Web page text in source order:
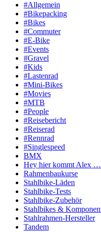
#Allgemein
#Bikepacking
#Bikes
#Commuter
#E-Bike
#Events
#Gravel
#Kids
#Lastenrad
#Mini-Bikes
#Movies
#MTB
#People
#Reisebericht
#Reiserad
#Rennrad
#Singlespeed
BMX
Hey hier kommt Alex …
Rahmenbaukurse
Stahlbike-Läden
Stahlbike-Tests
Stahlbike-Zubehör
Stahlbikes &
Stahlrahmen-Hersteller
Tandem